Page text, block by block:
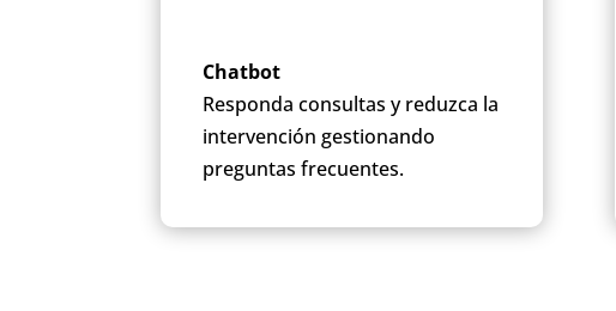
Chatbot
Responda consultas y reduzca la
intervención gestionando
preguntas frecuentes.